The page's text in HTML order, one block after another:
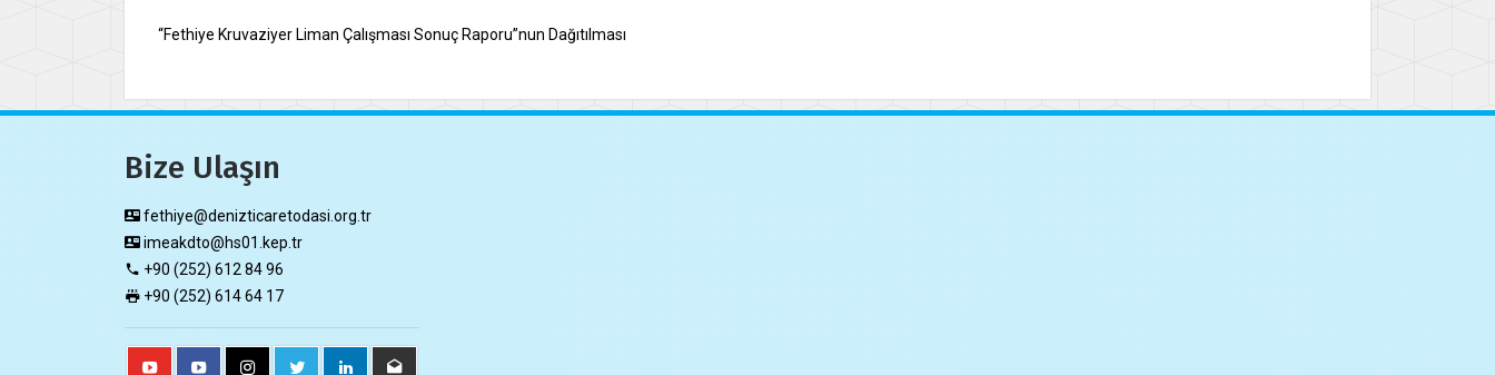
“Fethiye Kruvaziyer Liman Çalışması Sonuç Raporu”nun Dağıtılması
Bize Ulaşın
fethiye@denizticaretodasi.org.tr
imeakdto@hs01.kep.tr
+90 (252) 612 84 96
+90 (252) 614 64 17​